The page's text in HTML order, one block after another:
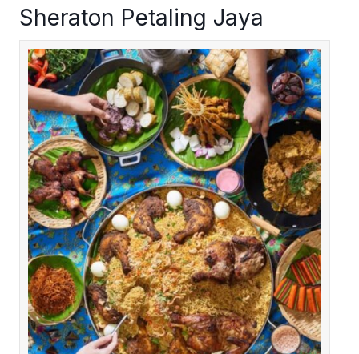
Sheraton Petaling Jaya